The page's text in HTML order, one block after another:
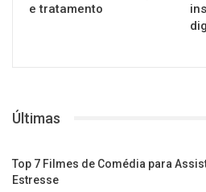
e tratamento
Últimas
Top 7 Filmes de Comédia para
Estresse